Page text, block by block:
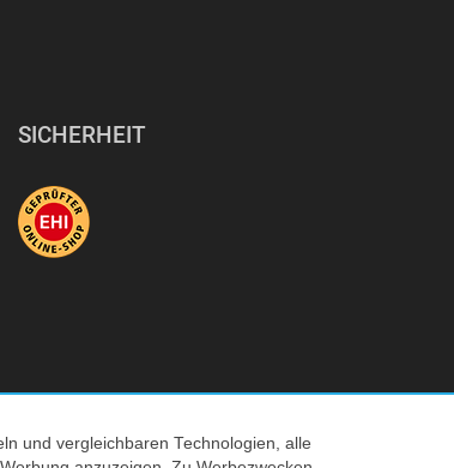
SICHERHEIT
und vergleichbaren Technologien, alle